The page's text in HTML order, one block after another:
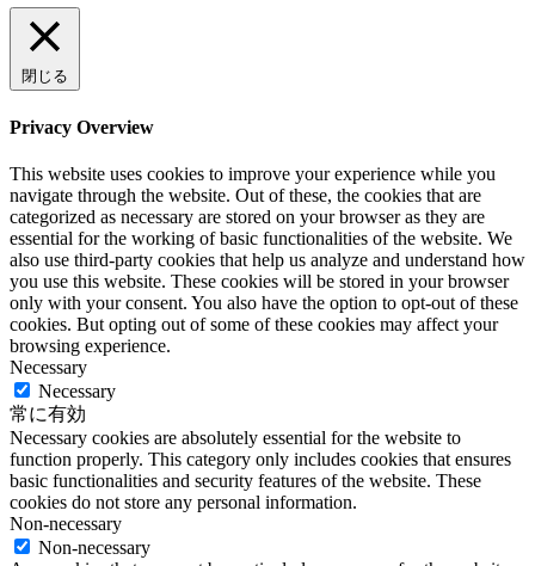
閉じる
Privacy Overview
This website uses cookies to improve your experience while you
navigate through the website. Out of these, the cookies that are
categorized as necessary are stored on your browser as they are
essential for the working of basic functionalities of the website. We
also use third-party cookies that help us analyze and understand how
you use this website. These cookies will be stored in your browser
only with your consent. You also have the option to opt-out of these
cookies. But opting out of some of these cookies may affect your
browsing experience.
Necessary
Necessary
常に有効
Necessary cookies are absolutely essential for the website to
function properly. This category only includes cookies that ensures
basic functionalities and security features of the website. These
cookies do not store any personal information.
Non-necessary
Non-necessary